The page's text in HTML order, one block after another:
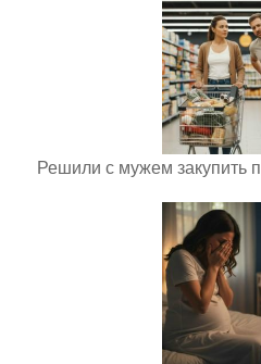
Решили с мужем закупить